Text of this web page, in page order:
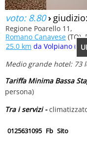
voto: 8.80›
Regione Poarello 11,
Romano Canavese (TO),
25.0 km da Volpiano
Medio grande hotel: 73
Tariffa Minima Bassa
persona)
Tra i servizi -
0125631095 Fb Sito